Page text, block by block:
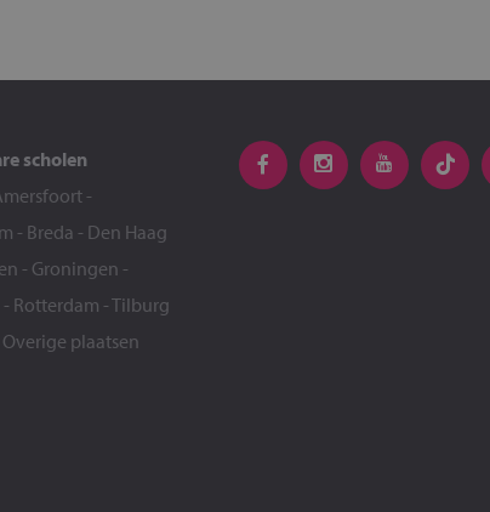
scholen
-
- Breda - Den Haag
- Groningen -
- Rotterdam -Tilburg
Overige plaatsen